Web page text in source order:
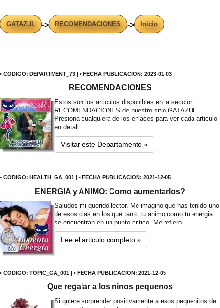
GATAZUL -> RECOMENDACIONES -> Inicio
• CODIGO: DEPARTMENT_73 | • FECHA PUBLICACION: 2023-01-03
RECOMENDACIONES
Estos son los articulos disponibles en la seccion
RECOMENDACIONES de nuestro sitio GATAZUL.
Presiona cualquiera de los enlaces para ver cada articulo
en detall
Visitar este Departamento »
• CODIGO: HEALTH_GA_001 | • FECHA PUBLICACION: 2021-12-05
ENERGIA y ANIMO: Como aumentarlos?
Saludos mi querido lector. Me imagino que has tenido uno
de esos dias en los que tanto tu animo como tu energia
se encuentran en un punto critico. Me refiero
Lee el articulo completo »
• CODIGO: TOPIC_GA_001 | • FECHA PUBLICACION: 2021-12-05
Que regalar a los ninos pequenos
Si quiere sorprender positivamente a esos pequenitos de